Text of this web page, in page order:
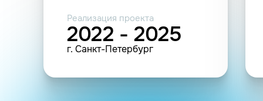
Реализация проекта
2022 - 2025
г. Санкт-Петербург